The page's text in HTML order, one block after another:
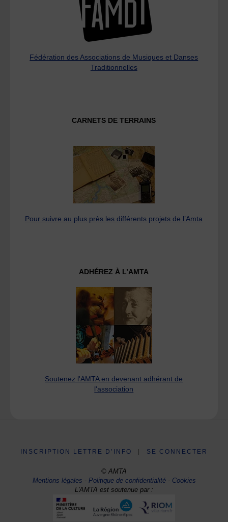
Fédération des Associations de Musiques et Danses
Traditionnelles
CARNETS DE TERRAINS
Pour suivre au plus près les différents projets de l’Amta
ADHÉREZ À L’AMTA
Soutenez l'AMTA en devenant adhérant de
l'association
INSCRIPTION LETTRE D’INFO SE CONNECTER
© AMTA
Mentions légales -Politique de confidentialité- Cookies
L'AMTA est soutenue par :